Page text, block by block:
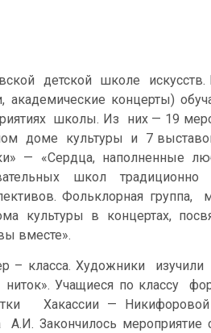
детской школе
концерты)
школы. Из них — 19
доме культуры и 7
— «Сердца, наполненные
школ традиционно
Фольклорная группа,
культуры в концертах,
вместе».
– класса. Художники
Учащиеся по классу
Хакассии —
Закончилось мероприятие